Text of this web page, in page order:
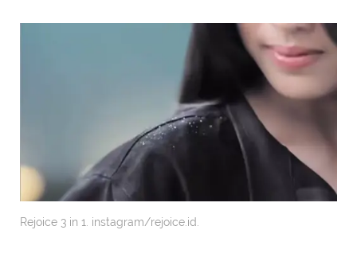
Rejoice 3 in 1. instagram/rejoice.id.